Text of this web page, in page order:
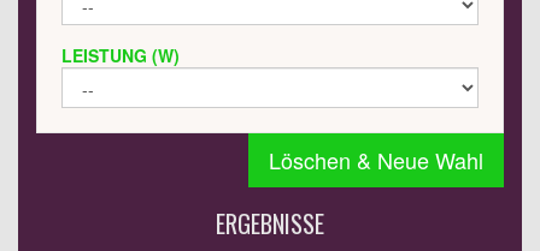
LEISTUNG (W)
Löschen & Neue Wahl
ERGEBNISSE